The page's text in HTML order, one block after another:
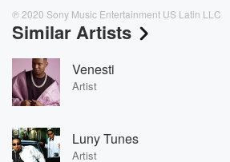
℗ 2020 Sony Music Entertainment US Latin LLC
Similar Artists
Venesti
Artist
Luny Tunes
Artist